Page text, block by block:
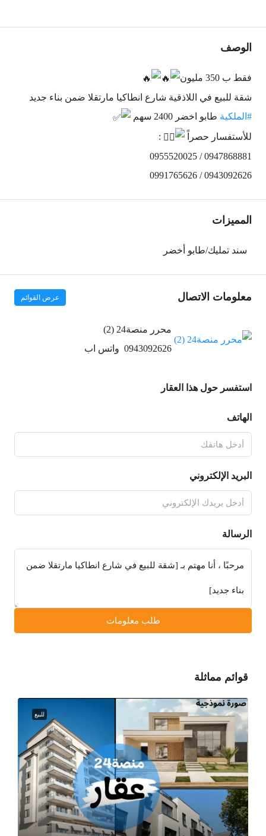
الوصف
فقط ب 350 مليون
شقة للبيع في اللاذقية شارع انطاكيا مارتقلا ضمن بناء جديد
#الملكية طابو اخضر 2400 سهم
للأستفسار حصراً
:
0955520025 / 0947868881
0991765626 / 0943092626
المميزات
سند تمليك/طابو أخضر
معلومات الاتصال عرض القوائم
محرر منصة24 (2)
0943092626 واتس اب
استفسر حول هذا العقار
الهاتف
البريد الإلكتروني
الرسالة
طلب معلومات
قوائم مماثلة
للبيع